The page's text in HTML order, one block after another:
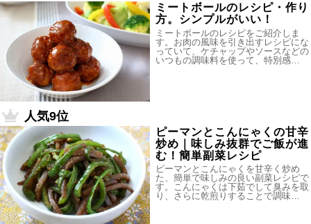
ミートボールのレシピ・作り
方。シンプルがいい！
ミートボールのレシピをご紹介しま
す。お肉の風味を引き出すレシピにな
っていて、ケチャップやソースなどの
いつもの調味料を使って、特別感…
人気9位
ピーマンとこんにゃくの甘辛
炒め｜味しみ抜群でご飯が進
む！簡単副菜レシピ
ピーマンとこんにゃくを甘辛く炒め
た、簡単で味しみの良い副菜レシピで
す。こんにゃくは下茹でして臭みを取
り、さらに乾煎りすることで調味…